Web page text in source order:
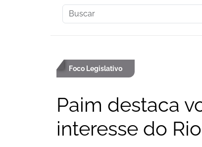
Foco Legislativo
Paim destaca
interesse do